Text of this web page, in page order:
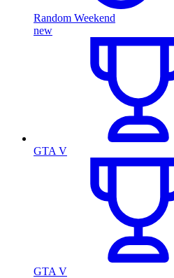
Random Weekend
new
GTA V
GTA V